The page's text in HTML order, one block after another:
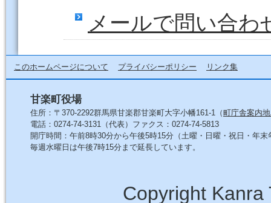
メールで問い合わ
このホームページについて プライバシーポリシー リンク集
甘楽町役場
住所：〒370-2292群馬県甘楽郡甘楽町大字小幡161-1（町庁舎案内
電話：0274-74-3131（代表）ファクス：0274-74-5813
開庁時間：午前8時30分から午後5時15分（土曜・日曜・祝日・年末
毎週水曜日は午後7時15分まで延長しています。
Copyright Kanra